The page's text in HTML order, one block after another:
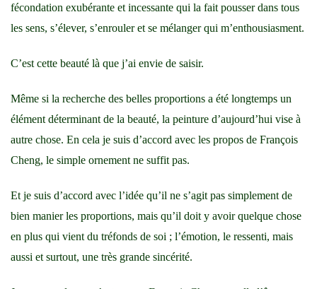
fécondation exubérante et incessante qui la fait pousser dans tous
les sens, s’élever, s’enrouler et se mélanger qui m’enthousiasment.
C’est cette beauté là que j’ai envie de saisir.
Même si la recherche des belles proportions a été longtemps un
élément déterminant de la beauté, la peinture d’aujourd’hui vise à
autre chose. En cela je suis d’accord avec les propos de François
Cheng, le simple ornement ne suffit pas.
Et je suis d’accord avec l’idée qu’il ne s’agit pas simplement de
bien manier les proportions, mais qu’il doit y avoir quelque chose
en plus qui vient du tréfonds de soi ; l’émotion, le ressenti, mais
aussi et surtout, une très grande sincérité.